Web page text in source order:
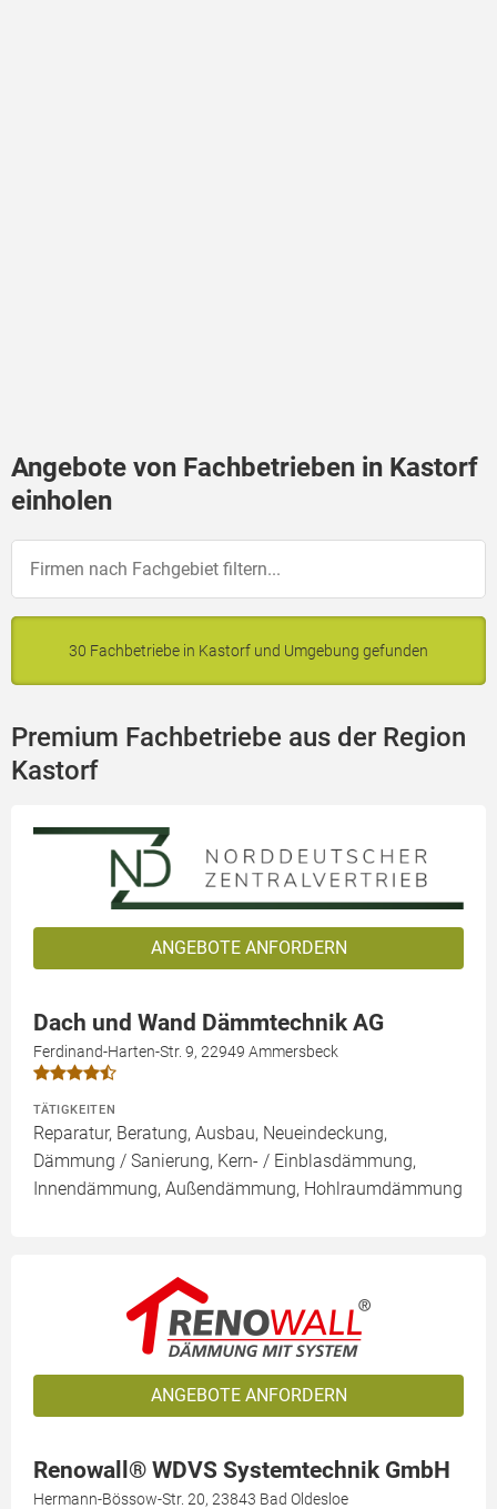
Angebote von Fachbetrieben in Kastorf
einholen
30 Fachbetriebe in Kastorf und Umgebung gefunden
Premium Fachbetriebe aus der Region
Kastorf
ANGEBOTE ANFORDERN
Dach und Wand Dämmtechnik AG
Ferdinand-Harten-Str. 9, 22949 Ammersbeck
TÄTIGKEITEN
Reparatur, Beratung, Ausbau, Neueindeckung,
Dämmung / Sanierung, Kern- / Einblasdämmung,
Innendämmung, Außendämmung, Hohlraumdämmung
ANGEBOTE ANFORDERN
Renowall® WDVS Systemtechnik GmbH
Hermann-Bössow-Str. 20, 23843 Bad Oldesloe